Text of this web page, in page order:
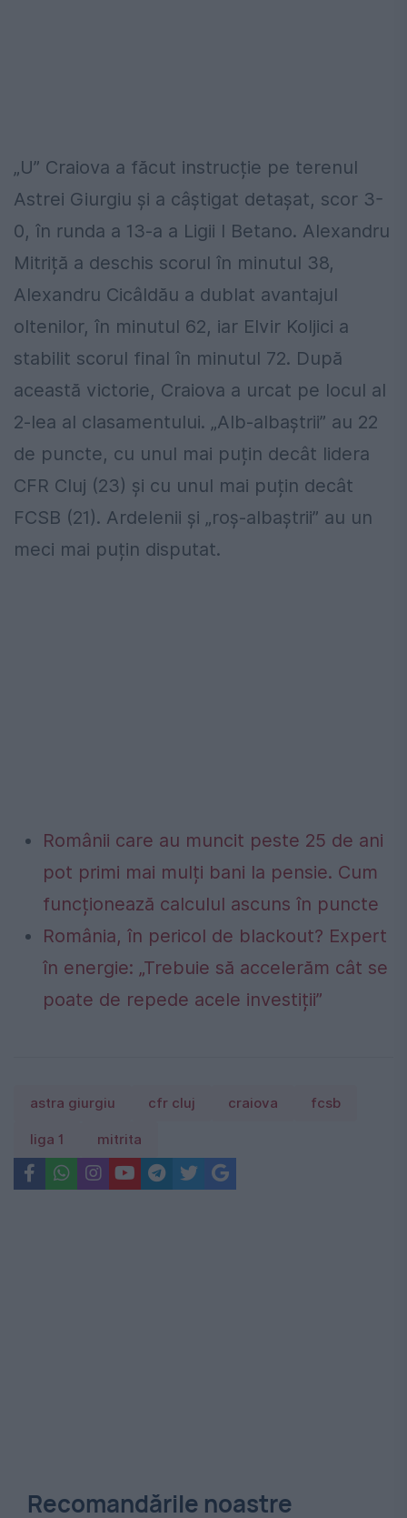
„U” Craiova a făcut instrucție pe terenul
Astrei Giurgiu și a câștigat detașat, scor 3-
0, în runda a 13-a a Ligii I Betano. Alexandru
Mitriță a deschis scorul în minutul 38,
Alexandru Cicâldău a dublat avantajul
oltenilor, în minutul 62, iar Elvir Koljici a
stabilit scorul final în minutul 72. După
această victorie, Craiova a urcat pe locul al
2-lea al clasamentului. „Alb-albaștrii” au 22
de puncte, cu unul mai puțin decât lidera
CFR Cluj (23) și cu unul mai puțin decât
FCSB (21). Ardelenii și „roș-albaștrii” au un
meci mai puțin disputat.
Românii care au muncit peste 25 de ani
pot primi mai mulți bani la pensie. Cum
funcționează calculul ascuns în puncte
România, în pericol de blackout? Expert
în energie: „Trebuie să accelerăm cât se
poate de repede acele investiții”
astra giurgiu cfr cluj craiova fcsb
liga 1 mitrita
Recomandările noastre